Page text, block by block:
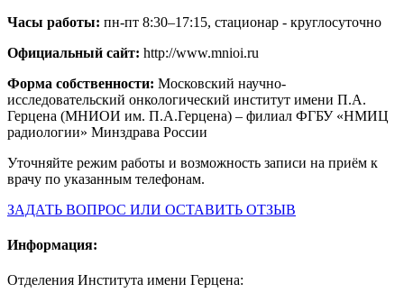
Часы работы: пн-пт 8:30–17:15, стационар - круглосуточно
Официальный сайт: http://www.mnioi.ru
Форма собственности: Московский научно-
исследовательский онкологический институт имени П.А.
Герцена (МНИОИ им. П.А.Герцена) – филиал ФГБУ «НМИЦ
радиологии» Минздрава России
Уточняйте режим работы и возможность записи на приём к
врачу по указанным телефонам.
ЗАДАТЬ ВОПРОС ИЛИ ОСТАВИТЬ ОТЗЫВ
Информация:
Отделения Института имени Герцена: